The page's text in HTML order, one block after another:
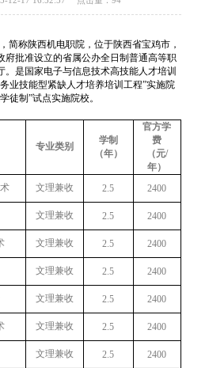
简称陕西机电职院，位于陕西省宝鸡市，
府批准设立的省属公办全日制普通高等职
。是国家电子与信息技术高技能人才培训
业技能型紧缺人才培养培训工程”实施院
徒制”试点实施院校。
专业类别
学制
（年）
官方学
费
（元/
年）
文理兼收 2.5
2400
文理兼收 2.5
2400
文理兼收 2.5
2400
文理兼收 2.5
2400
文理兼收 2.5
2400
文理兼收 2.5
2400
文理兼收 2.5
2400